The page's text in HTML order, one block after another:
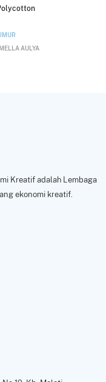
MELLA AULYA
Kreatif adalah Lembaga
ekonomi kreatif.